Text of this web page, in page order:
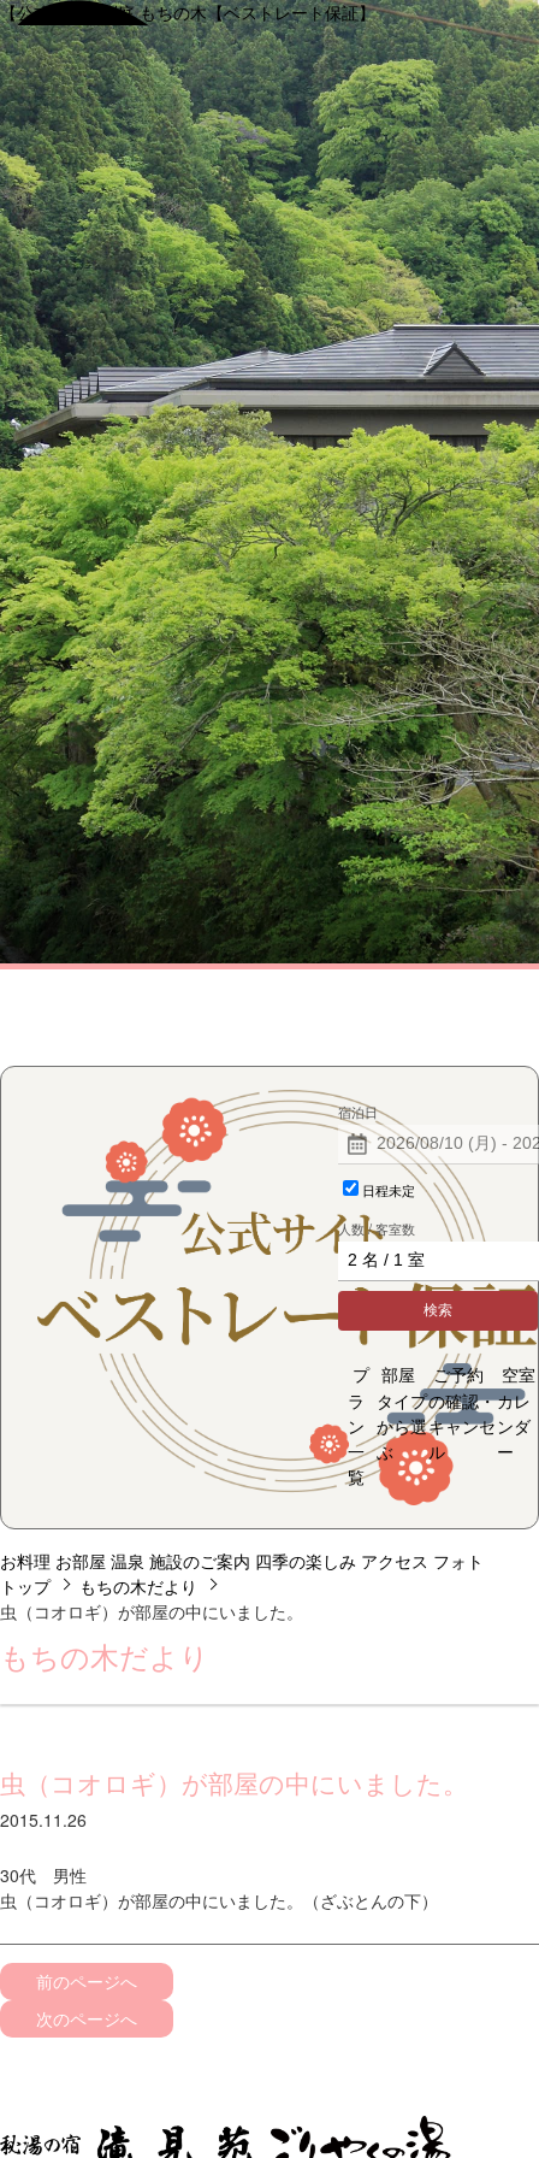
【公式】渓谷別庭 もちの木【ベストレート保証】
宿泊日
日程未定
人数 / 客室数
検索
プ
ラ
ン
一
覧
部屋
タイプ
から選
ぶ
ご予約
の確認・
キャンセ
ル
空室
カレ
ンダ
ー
お料理 お部屋 温泉 施設のご案内 四季の楽しみ アクセス フォト
トップ
もちの木だより
虫（コオロギ）が部屋の中にいました。
もちの木だより
虫（コオロギ）が部屋の中にいました。
2015.11.26
30代 男性
虫（コオロギ）が部屋の中にいました。（ざぶとんの下）
前のページへ
次のページへ